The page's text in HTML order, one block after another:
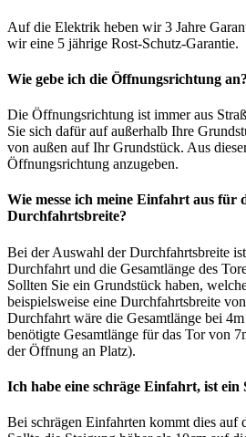
Auf die Elektrik heben wir 3 Jahre
wir eine 5 jährige Rost-Schutz-Garantie.
Wie gebe ich die Öffnungsrichtung an?
Die Öffnungsrichtung ist immer aus
Sie sich dafür auf außerhalb Ihre
von außen auf Ihr Grundstück. Aus
Öffnungsrichtung anzugeben.
Wie messe ich meine Einfahrt aus für
Durchfahrtsbreite?
Bei der Auswahl der Durchfahrtsbreite
Durchfahrt und die Gesamtlänge des
Sollten Sie ein Grundstück haben,
beispielsweise eine Durchfahrtsbreite
Durchfahrt wäre die Gesamtlänge bei
benötigte Gesamtlänge für das Tor von
der Öffnung an Platz).
Ich habe eine schräge Einfahrt, ist ein
Bei schrägen Einfahrten kommt dies auf